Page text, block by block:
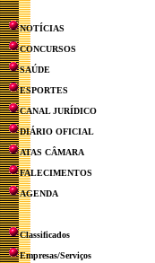
NOTÍCIAS
CONCURSOS
SAÚDE
ESPORTES
CANAL JURÍDICO
DIÁRIO OFICIAL
ATAS CÂMARA
FALECIMENTOS
AGENDA
Classificados
Empresas/Serviços